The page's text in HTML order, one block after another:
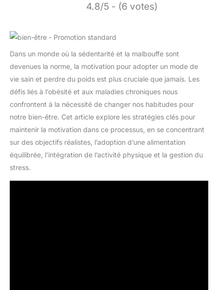
4.8/5 - (6 votes)
Dans un monde où la sédentarité et la malbouffe sont
devenues la norme, la motivation pour adopter un mode de
vie sain et perdre du poids est plus cruciale que jamais. Les
défis liés à l’obésité et aux maladies chroniques nous
confrontent à la nécessité de changer nos habitudes pour
notre bien-être. Cet article explore les stratégies clés pour
maintenir la motivation dans ce processus, en se concentrant
sur des objectifs réalistes, l’adoption d’une alimentation
équilibrée, l’intégration de l’activité physique et la gestion du
stress.